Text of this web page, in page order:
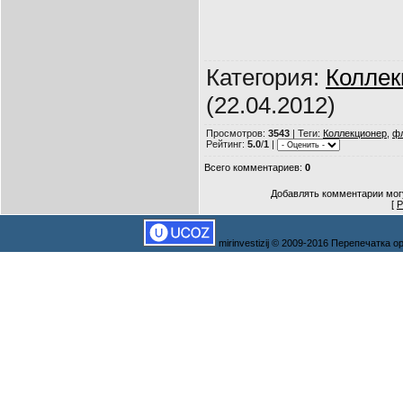
Категория:
(22.04.2012)
Просмотров: 3543 | Теги: Коллекционер
Рейтинг: 5.0/1 |
Всего комментариев: 0
Добавлять комментарии
[
mirinvestizij © 2009-2016 Перепечатка